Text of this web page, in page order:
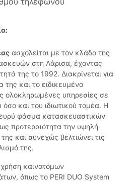
ασχολείται με τον κλάδο της
στη Λάρισα, έχοντας
της το 1992. Διακρίνεται για
της και το ειδικευμένο
ολοκληρωμένες υπηρεσίες σε
και του ιδιωτικού τομέα. Η
ευρύ φάσμα κατασκευαστικών
προτεραιότητα την υψηλή
και συνεχώς βελτιώνει τις
της.
καινοτόμων
όπως το PERI DUO System